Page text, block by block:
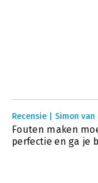
Recensie | Simon van
Fouten maken
perfectie en ga je